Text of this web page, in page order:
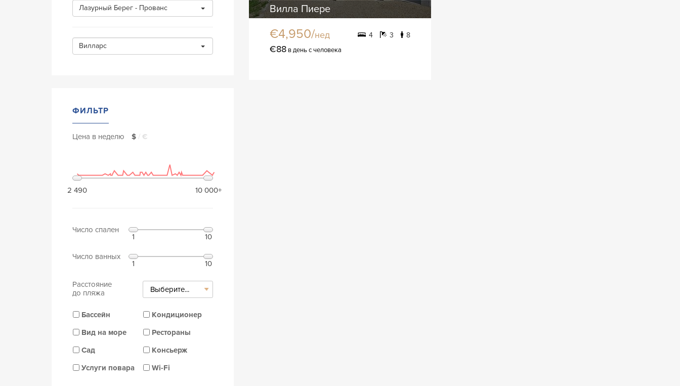
Лазурный Берег - Прованс
Вилларс
ФИЛЬТР
Цена в неделю $ / €
2 490 10 000+
Число спален
1 10
Число ванных
1 10
Расстояние
до пляжа
Выберите...
Бассейн
Вид на море
Сад
Услуги повара
Кондиционер
Рестораны
Консьерж
Wi-Fi
Вилла Пиере
€4,950/нед 4 3 8
€88 в день с человека